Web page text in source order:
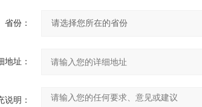
省份：
地址：
说明：